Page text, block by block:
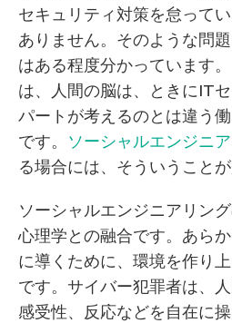
セキュリティ対策を怠って
ありません。そのような問
はある程度分かっています
は、人間の脳は、ときにIT
パートが考えるのとは違う
です。 ソーシャルエンジニ
る場合には、そういうことが
ソーシャルエンジニアリン
心理学との融合です。あら
に導くために、環境を作り
です。サイバー犯罪者は、
感受性、反応などを自在に